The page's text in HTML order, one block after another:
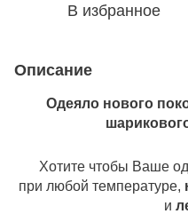
В избранное
Описание
Одеяло нового
Хотите чтобы Ваше
при любой температуре,
и